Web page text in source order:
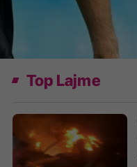
Top Lajme